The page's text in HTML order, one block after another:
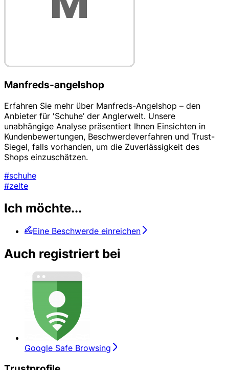
Manfreds-angelshop
Erfahren Sie mehr über Manfreds-Angelshop – den
Anbieter für 'Schuhe’ der Anglerwelt. Unsere
unabhängige Analyse präsentiert Ihnen Einsichten in
Kundenbewertungen, Beschwerdeverfahren und Trust-
Siegel, falls vorhanden, um die Zuverlässigkeit des
Shops einzuschätzen.
#schuhe
#zelte
Ich möchte...
Eine Beschwerde einreichen
Auch registriert bei
Google Safe Browsing